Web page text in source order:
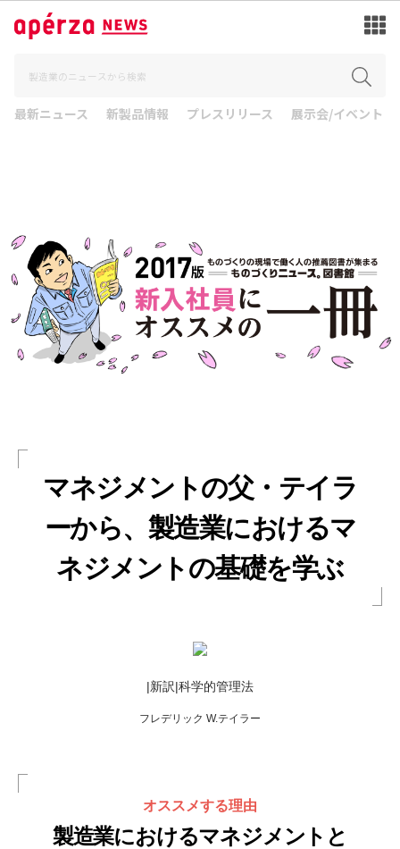
最新ニュース 新製品情報 プレスリリース 展示会/イベント
マネジメントの父・テイラ
ーから、製造業におけるマ
ネジメントの基礎を学ぶ
|新訳|科学的管理法
フレデリック W.テイラー
オススメする理由
製造業におけるマネジメントと